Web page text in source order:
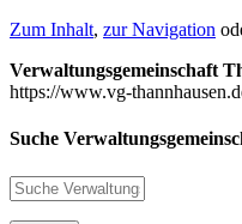
Zum Inhalt, zur Navigation
Verwaltungsgemeinschaft
https://www.vg-
Suche